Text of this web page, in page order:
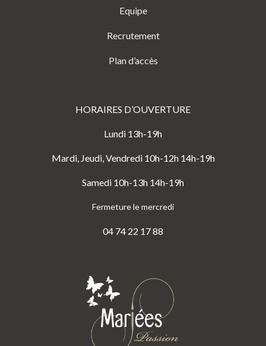
Equipe
Recrutement
Plan d’accès
HORAIRES D’OUVERTURE
Lundi 13h-19h
Mardi, Jeudi, Vendredi 10h-12h 14h-19h
Samedi 10h-13h 14h-19h
Fermeture le mercredi
04 74 22 17 88